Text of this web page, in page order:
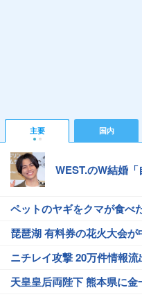
主要 国内
WEST.のW結婚「
ペットのヤギをクマが食べ
琵琶湖 有料券の花火大会が
ニチレイ攻撃 20万件情報流
天皇皇后両陛下 熊本県に金